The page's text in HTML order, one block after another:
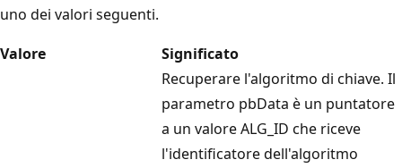
uno dei valori seguenti.
Valore
Significato
Recuperare l'algoritmo di chiave. Il
parametro pbData è un puntatore
a un valoreALG_ID che riceve
l'identificatore dell'algoritmo